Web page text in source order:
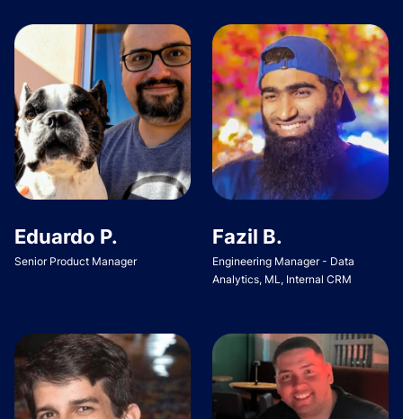
Eduardo P.
Senior Product Manager
Fazil B.
Engineering Manager - Data
Analytics, ML, Internal CRM